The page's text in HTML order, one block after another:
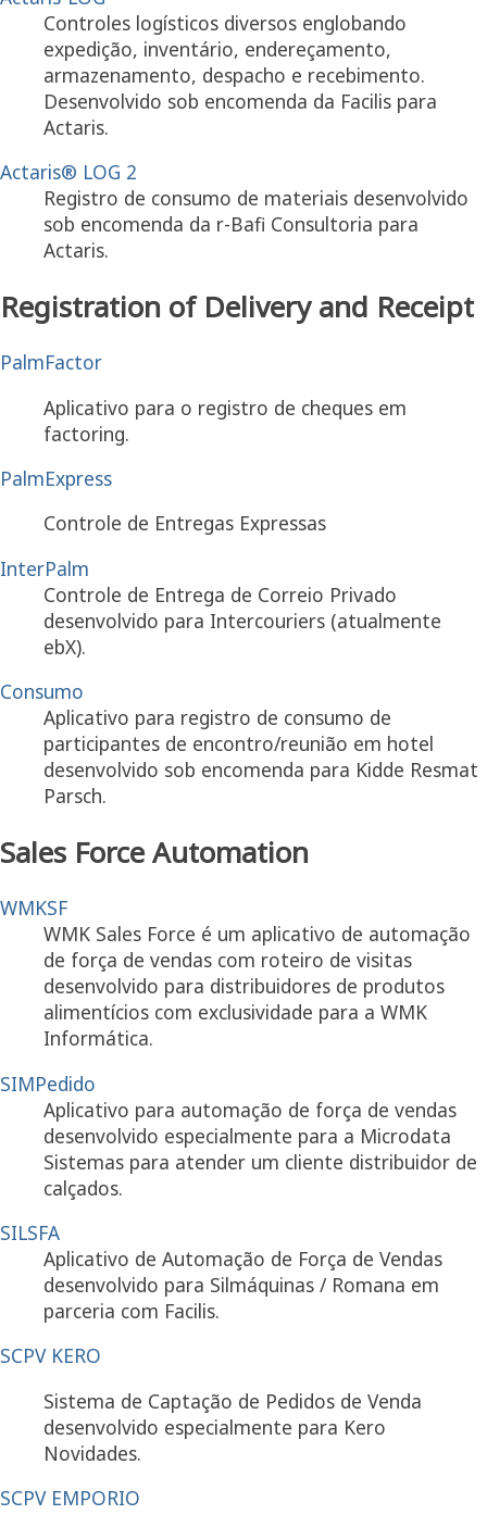
Controles logísticos diversos englobando
expedição, inventário, endereçamento,
armazenamento, despacho e recebimento.
Desenvolvido sob encomenda da Facilis para
Actaris.
Actaris® LOG 2
Registro de consumo de materiais desenvolvido
sob encomenda da r-Bafi Consultoria para
Actaris.
Registration of Delivery and Receipt
PalmFactor
Aplicativo para o registro de cheques em
factoring.
PalmExpress
Controle de Entregas Expressas
InterPalm
Controle de Entrega de Correio Privado
desenvolvido para Intercouriers (atualmente
ebX).
Consumo
Aplicativo para registro de consumo de
participantes de encontro/reunião em hotel
desenvolvido sob encomenda para Kidde Resmat
Parsch.
Sales Force Automation
WMKSF
WMK Sales Force é um aplicativo de automação
de força de vendas com roteiro de visitas
desenvolvido para distribuidores de produtos
alimentícios com exclusividade para a WMK
Informática.
SIMPedido
Aplicativo para automação de força de vendas
desenvolvido especialmente para a Microdata
Sistemas para atender um cliente distribuidor de
calçados.
SILSFA
Aplicativo de Automação de Força de Vendas
desenvolvido para Silmáquinas / Romana em
parceria com Facilis.
SCPV KERO
Sistema de Captação de Pedidos de Venda
desenvolvido especialmente para Kero
Novidades.
SCPV EMPORIO